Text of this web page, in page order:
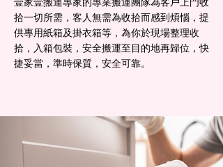
拾一切所需，客人無需為收拾而感到煩惱，提
供專用紙箱及掛衣箱等，為你於現場整理收
拾，入箱包裝，安全搬運至目的地再歸位，快
捷妥當，準時保質，安全可靠。